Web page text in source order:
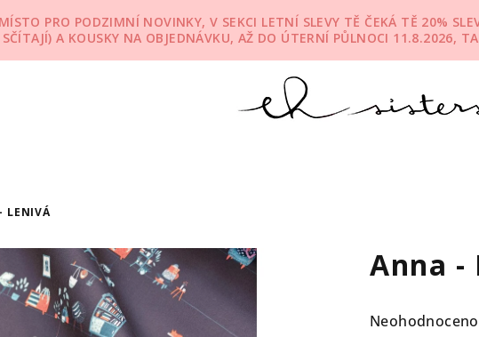
PRO PODZIMNÍ NOVINKY, V SEKCI LETNÍ SLEVY TĚ ČEKÁ TĚ 20%
SČÍTAJÍ) A KOUSKY NA OBJEDNÁVKU, AŽ DO ÚTERNÍ PŮLNOCI 11.8.2026,
LENIVÁ
Anna -
Průměrné
Neohodnoceno